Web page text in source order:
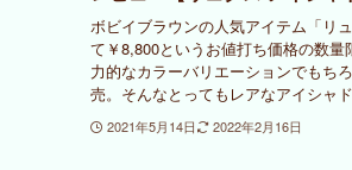
ボビイブラウンの人気アイテム「リ
て￥8,800というお値打ち価格の数
力的なカラーバリエーションでもち
売。そんなとってもレアなアイシャ
2021年5月14日 2022年2月16日